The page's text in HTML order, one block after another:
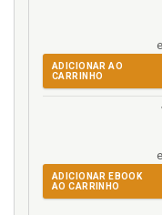
ADICIONAR AO
CARRINHO
ADICIONAR EBOOK
AO CARRINHO